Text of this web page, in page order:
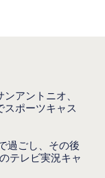
アントニオ、
スポーツキャス
過ごし、その後
テレビ実況キャ